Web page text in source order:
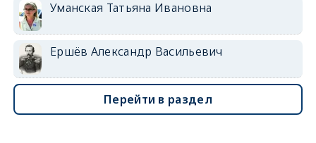
Уманская Татьяна Ивановна
Ершёв Александр Васильевич
Перейти в раздел